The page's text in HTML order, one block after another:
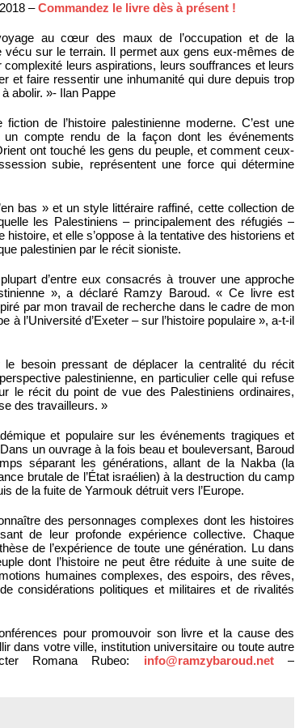
–Commandez le livre dès à présent !
au cœur des maux de l’occupation et de la
sur le terrain. Il permet aux gens eux-mêmes de
leurs aspirations, leurs souffrances et leurs
et faire ressentir une inhumanité qui dure depuis trop
abolir. »- Ilan Pappe
de l’histoire palestinienne moderne. C’est une
un compte rendu de la façon dont les événements
ont touché les gens du peuple, et comment ceux-
subie, représentent une force qui détermine
bas » et un style littéraire raffiné, cette collection de
les Palestiniens – principalement des réfugiés –
et elle s’oppose à la tentative des historiens et
palestinien par le récit sioniste.
d’entre eux consacrés à trouver une approche
», a déclaré Ramzy Baroud. « Ce livre est
par mon travail de recherche dans le cadre de mon
à l’Université d’Exeter – sur l’histoire populaire », a-t-il
besoin pressant de déplacer la centralité du récit
palestinienne, en particulier celle qui refuse
le récit du point de vue des Palestiniens ordinaires,
des travailleurs. »
et populaire sur les événements tragiques et
un ouvrage à la fois beau et bouleversant, Baroud
séparant les générations, allant de la Nakba (la
brutale de l’État israélien) à la destruction du camp
de la fuite de Yarmouk détruit vers l’Europe.
des personnages complexes dont les histoires
de leur profonde expérience collective. Chaque
de l’expérience de toute une génération. Lu dans
dont l’histoire ne peut être réduite à une suite de
humaines complexes, des espoirs, des rêves,
considérations politiques et militaires et de rivalités
pour promouvoir son livre et la cause des
dans votre ville, institution universitaire ou toute autre
Romana Rubeo: info@ramzybaroud.net–